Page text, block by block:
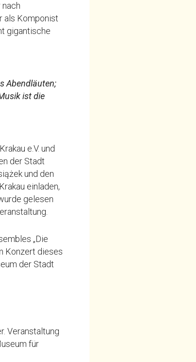
als Komponist
gigantische
Abendläuten;
ist die
e.V. und
der Stadt
und den
einladen,
gelesen
„Die
Konzert dieses
der Stadt
Veranstaltung
für